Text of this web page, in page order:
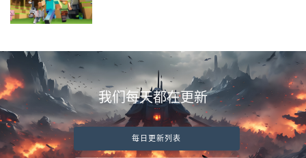
我们每天都在更新
每日更新列表